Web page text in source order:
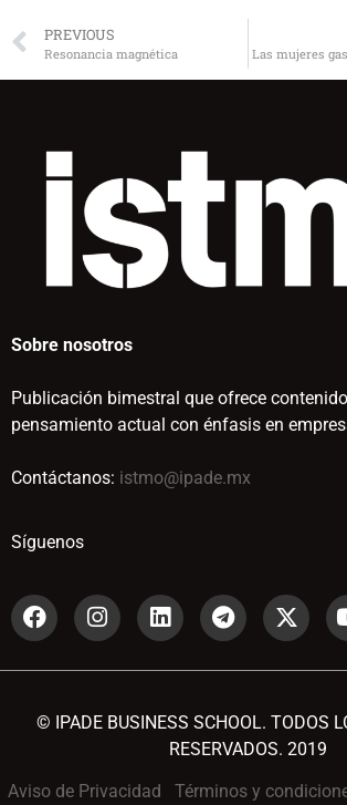
PREVIOUS
Resonancia magnética Las mujeres
Sobre nosotros
Publicación bimestral que ofrece
pensamiento actual con énfasis en
Contáctanos: istmo@ipade.mx
Síguenos
© IPADE BUSINESS SCHOOL. TODOS
RESERVADOS. 2019
Aviso de Privacidad Términos y